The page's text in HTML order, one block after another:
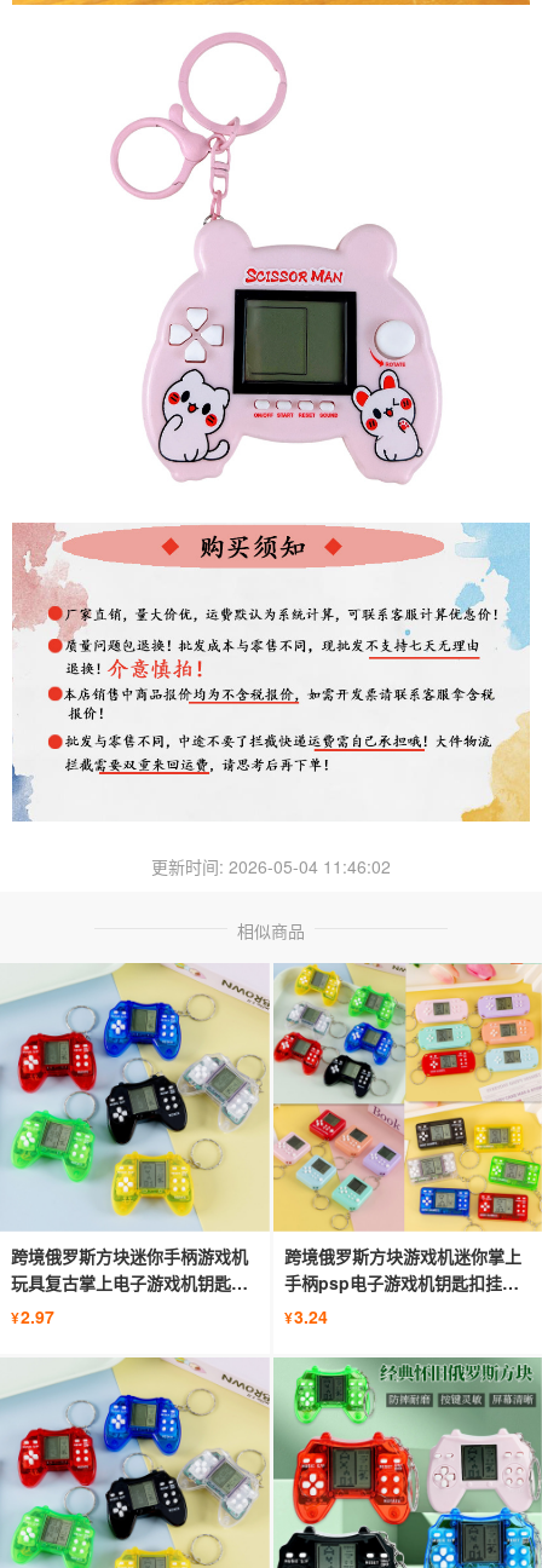
更新时间: 2026-05-04 11:46:02
相似商品
跨境俄罗斯方块迷你手柄游戏机
玩具复古掌上电子游戏机钥匙扣
挂饰
¥2.97
跨境俄罗斯方块游戏机迷你掌上
手柄psp电子游戏机钥匙扣挂饰
热卖
¥3.24